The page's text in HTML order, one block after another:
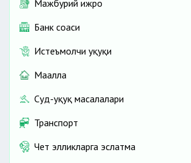
Мажбурий ижро
Банк соҳаси
Истеъмолчи ҳуқуқи
Маҳалла
Суд-ҳуқуқ масалалари
Транспорт
Чет элликларга эслатма